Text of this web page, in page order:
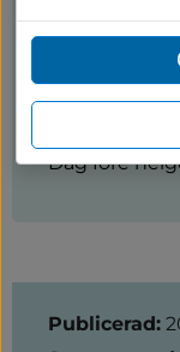
Fredag: 8.00-
Dag före
Publicerad: